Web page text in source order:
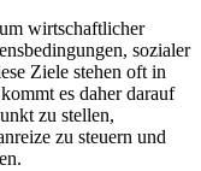
wirtschaftlicher
sozialer
Ziele stehen oft in
es daher darauf
zu stellen,
zu steuern und